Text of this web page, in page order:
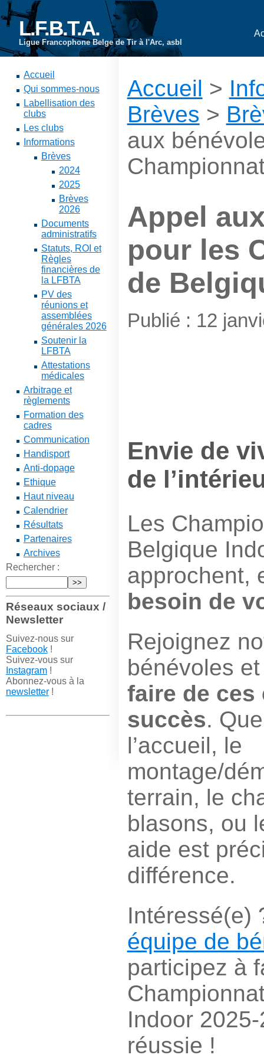
L.F.B.T.A.
Ligue Francophone Belge de Tir à l'Arc, asbl
Accueil
Qui sommes-nous
Labellisation des
clubs
Les clubs
Informations
Brèves
2024
2025
Brèves
2026
Documents
administratifs
Statuts, ROI et
Règles
financières de
la LFBTA
PV des
réunions et
assemblées
générales 2026
Soutenir la
LFBTA
Attestations
médicales
Arbitrage et
règlements
Formation des
cadres
Communication
Handisport
Anti-dopage
Ethique
Haut niveau
Calendrier
Résultats
Partenaires
Archives
Rechercher :
Réseaux sociaux /
Newsletter
Suivez-nous sur
Facebook!
Suivez-vous sur
Instagram!
Abonnez-vous à la
newsletter!
Accueil >
Brèves >
aux
Appel
pour les
de
Publié : 12
Envie de
de
Les
Belgique
approchent,
besoin de
Rejoignez
bénévoles
faire de ces
succès.
l’accueil, le
montage/
terrain, le
blasons, ou
aide est
différence.
Intéressé(e)
équipe de
participez à
Indoor
réussie !